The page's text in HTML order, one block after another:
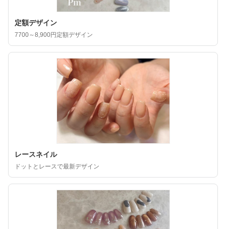
定額デザイン
7700～8,900円定額デザイン
レースネイル
ドットとレースで最新デザイン